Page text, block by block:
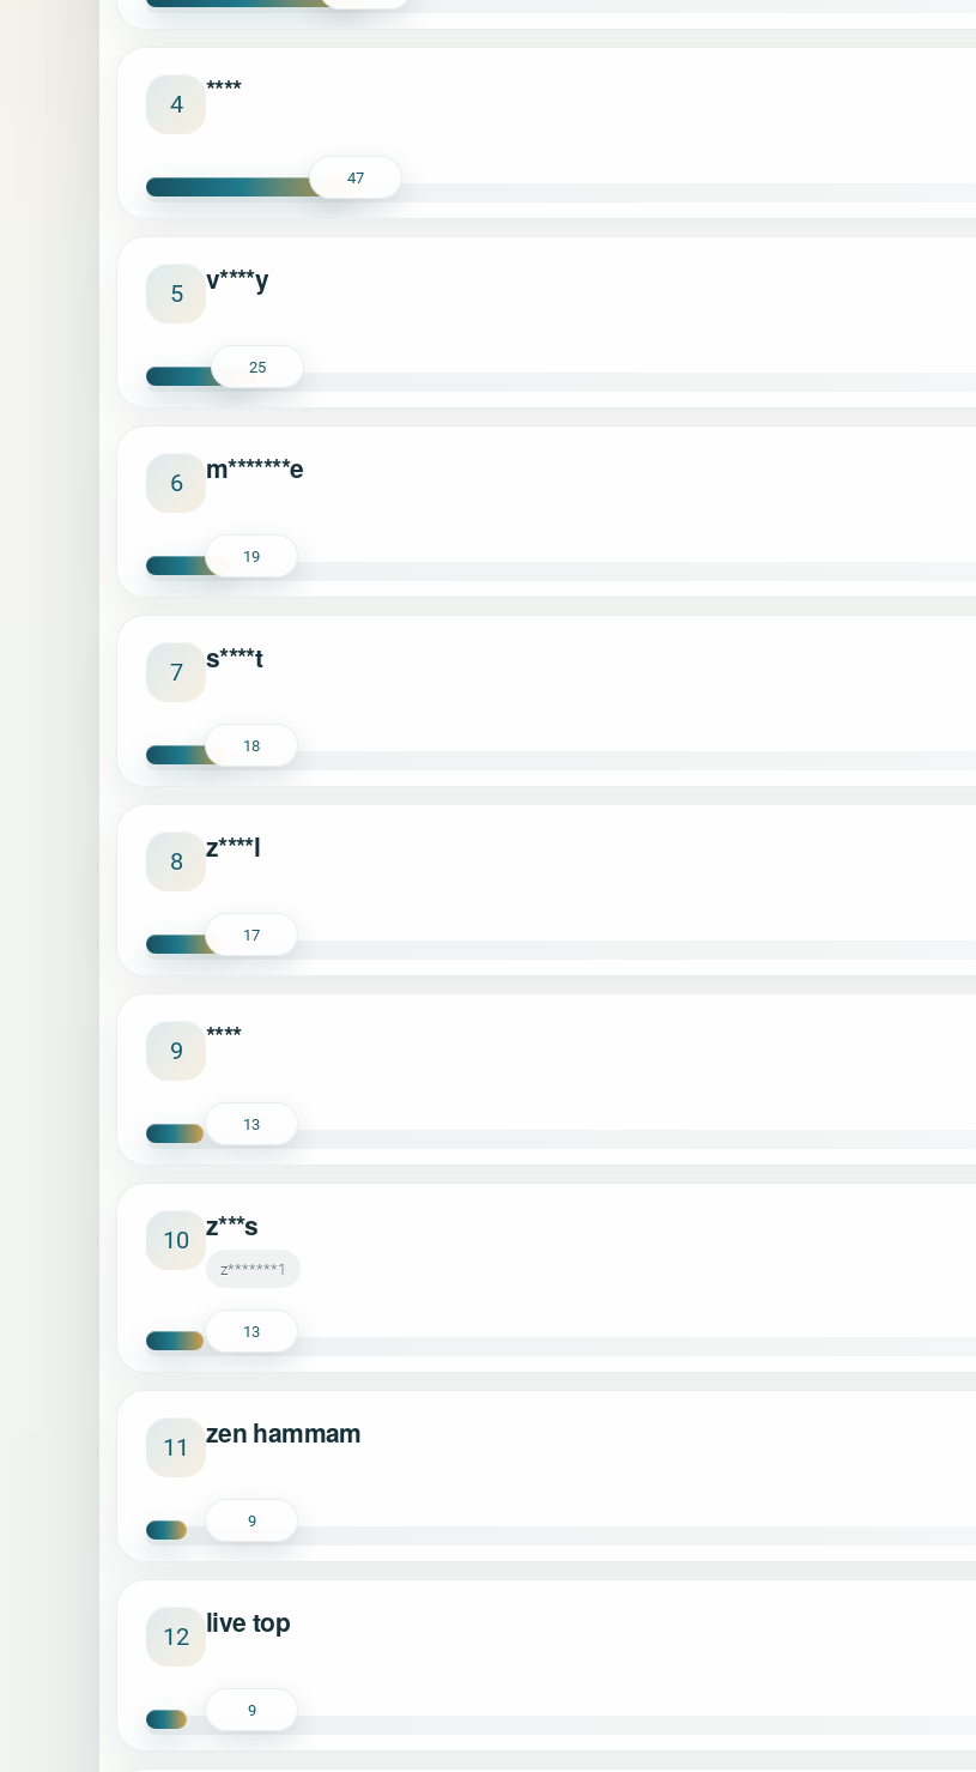
4 ****
47
5 v****y
25
6 m*******e
19
7 s****t
18
8 z****l
17
9 ****
13
10 z***s
z*******1
13
11 zen hammam
9
12 live top
9